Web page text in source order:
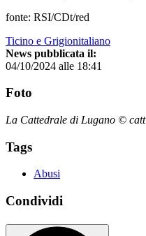
fonte: RSI/CDt/red
Ticino e Grigionitaliano
News pubblicata il:
04/10/2024 alle 18:41
Foto
La Cattedrale di Lugano © catt
Tags
Abusi
Condividi